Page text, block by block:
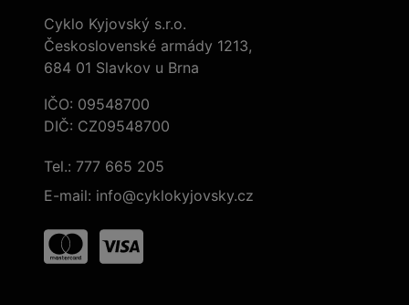
Cyklo Kyjovský s.r.o.
Československé armády 1213,
684 01 Slavkov u Brna
IČO: 09548700
DIČ: CZ09548700
Tel.: 777 665 205
E-mail: info@cyklokyjovsky.cz